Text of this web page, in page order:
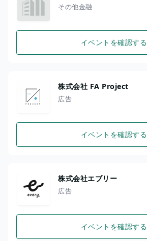
その他金融
イベントを確認する
株式会社 FA Project
広告
イベントを確認する
株式会社エブリー
広告
イベントを確認する